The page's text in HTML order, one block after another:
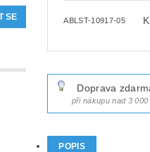
ABLST-10917-05
Doprava
při nákupu nad 3 000
POPIS